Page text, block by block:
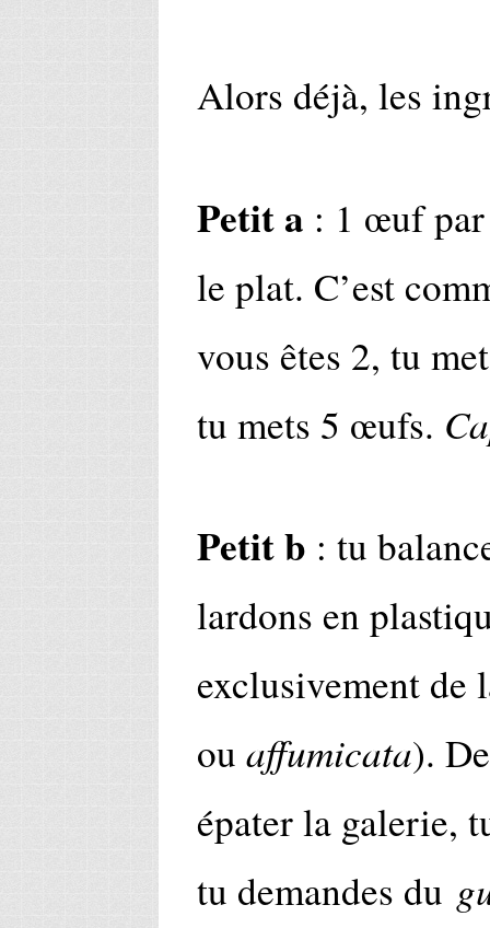
Alors déjà, les
Petit a : 1 œuf
le plat. C’est
vous êtes 2, tu
tu mets 5 œufs.
Petit b : tu
lardons en
exclusivement de
ou affumicata).
épater la galerie,
tu demandes du